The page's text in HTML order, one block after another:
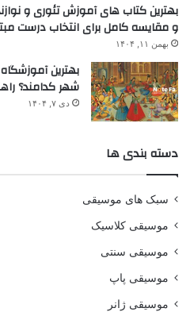
بهترین کتاب های آموزش تئوری و
و مقایسه کامل برای انتخاب درست
بهمن ۱۱, ۱۴۰۴
بهترین
شهر کدامند؟
دی ۷, ۱۴۰۴
دسته بندی ها
سبک های موسیقی
موسیقی کلاسیک
موسیقی سنتی
موسیقی پاپ
موسیقی ژانر